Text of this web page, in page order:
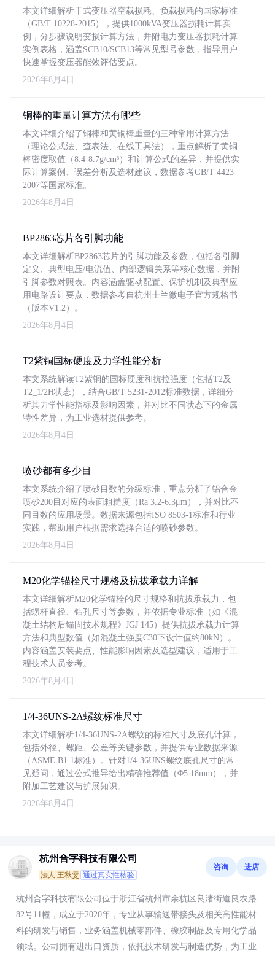
本文详细解析干式变压器空载损耗、负载损耗的国家标准
（GB/T 10228-2015），提供1000kVA变压器损耗计算实
例，分步骤说明变损计算方法，并附电力变压器损耗计算
实例表格，涵盖SCB10/SCB13等常见型号参数，指导用户
快速掌握变压器能效评估要点。
2026年8月4日
铜棒的重量计算方法有哪些
本文详细介绍了铜棒和黄铜棒重量的三种常用计算方法
（理论公式法、查表法、在线工具法），重点解析了黄铜
棒密度取值（8.4-8.7g/cm³）和计算公式的差异，并提供实
际计算案例、误差分析及选材建议，数据参考GB/T 4423-
2007等国家标准。
2026年8月4日
BP2863芯片各引脚功能
本文详细解析BP2863芯片的引脚功能及参数，包括各引脚
定义、典型电压/电流值、内部逻辑关系等核心数据，并附
引脚参数对照表。内容涵盖驱动配置、保护机制及典型应
用电路设计要点，数据参考自杭州士兰微电子官方规格书
（版本V1.2）。
2026年8月4日
T2紫铜国标硬度及力学性能分析
本文系统解读T2紫铜的国标硬度和抗拉强度（包括T2及
T2_1/2H状态），结合GB/T 5231-2012标准数据，详细分
析其力学性能指标及影响因素，并对比不同状态下的金属
特性差异，为工业选材提供参考。
2026年8月4日
喷砂都有多少目
本文系统介绍了喷砂目数的分级标准，重点分析了铝合金
喷砂200目对应的表面粗糙度（Ra 3.2-6.3μm），并对比不
同目数的应用场景。数据来源包括ISO 8503-1标准和行业
实践，帮助用户根据需求选择合适的喷砂参数。
2026年8月4日
M20化学锚栓尺寸规格及抗拔承载力详解
本文详细解析M20化学锚栓的尺寸规格和抗拔承载力，包
括螺杆直径、钻孔尺寸等参数，并依据专业标准（如《混
凝土结构后锚固技术规程》JGJ 145）提供抗拔承载力计算
方法和典型数值（如混凝土强度C30下设计值约80kN）。
内容涵盖安装要点、性能影响因素及选型建议，适用于工
程技术人员参考。
2026年8月4日
1/4-36UNS-2A螺纹标准尺寸
本文详细解析1/4-36UNS-2A螺纹的标准尺寸及底孔计算，
包括外径、螺距、公差等关键参数，并提供专业数据来源
（ASME B1.1标准）。针对1/4-36UNS螺纹底孔尺寸的常
见疑问，通过公式推导给出精确推荐值（Φ5.18mm），并
附加工艺建议与扩展知识。
2026年8月4日
杭州合字科技有限公司
法人:王秋雯 通过真实性核验
咨询 进店
杭州合字科技有限公司位于浙江省杭州市余杭区良渚街道良农路
82号11幢，成立于2020年，专业从事输送带接头及相关高性能材
料的研发与销售，业务涵盖机械零部件、橡胶制品及专用化学品
领域。公司拥有进出口资质，依托技术研发与制造优势，为工业